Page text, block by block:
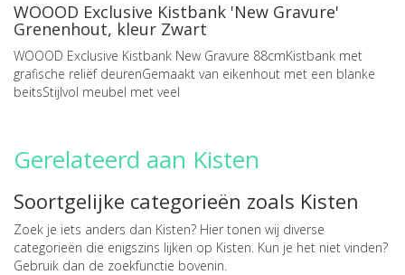
WOOOD Exclusive Kistbank 'New Gravure'
Grenenhout, kleur Zwart
WOOOD Exclusive Kistbank New Gravure 88cmKistbank met
grafische reliëf deurenGemaakt van eikenhout met een blanke
beitsStijlvol meubel met veel
Gerelateerd aan Kisten
Soortgelijke categorieën zoals Kisten
Zoek je iets anders dan Kisten? Hier tonen wij diverse
categorieën die enigszins lijken op Kisten. Kun je het niet vinden?
Gebruik dan de zoekfunctie bovenin.